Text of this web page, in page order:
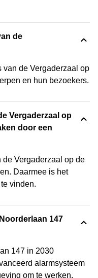
de
van de Vergaderzaal op
en hun bezoekers.
Vergaderzaal op
door een
Vergaderzaal op de
Daarmee is het
vinden.
147
147 in 2030
alarmsysteem
om te werken.